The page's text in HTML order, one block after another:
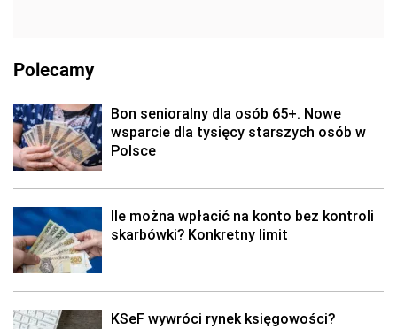
Polecamy
Bon senioralny dla osób 65+. Nowe
wsparcie dla tysięcy starszych osób w
Polsce
Ile można wpłacić na konto bez kontroli
skarbówki? Konkretny limit
KSeF wywróci rynek księgowości?